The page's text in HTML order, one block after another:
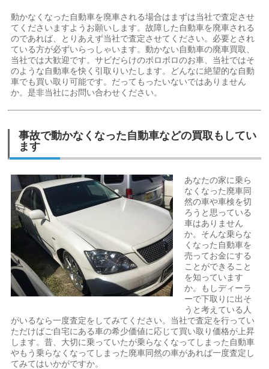
動かなくなった自動車を廃車される場合はまずは当社で査定させ
てくださいますようお願いします。故障した自動車を廃車される
のであれば、とりあえず当社で査定させてください。必要とされ
ている方が必ずいらっしゃいます。動かない自動車の廃車買取、
当社では大歓迎です。サビだらけのボロボロのお車、当社ではそ
のような自動車を快く引取りいたします。どんなに絶望的な自動
車でも買い取り可能です。だってもったいないではありません
か。是非当社にお問い合わせください。
事故で動かなくなった自動車などの買取もしてい
ます
あなたの家に乗ら
なくなった廃車同
然の車や車検を切
ろうと思っている
車はありません
か。そんな乗らな
くなった自動車を
売ってお金にする
ことができること
を知っています
か。もしディーラ
ーで下取りに出そ
うと考えている人
がいるなら一度査定をしてみてください。当社で査定を行ってい
ただけばご自宅にある車の希少価値に応じて買い取り価格が上昇
します。昔、大切に乗っていたが乗らなくなってしまった自動車
やもう乗らなくなってしまった廃車同然の車があれば一度査定し
てみてはいかがですか。